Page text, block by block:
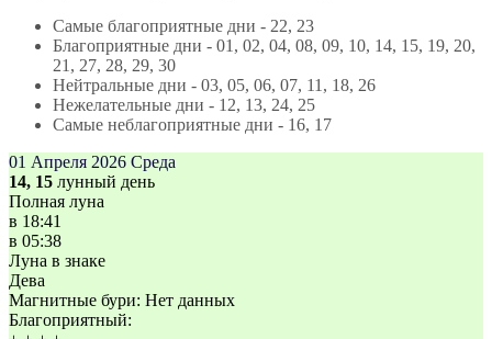
Самые благоприятные дни - 22, 23
Благоприятные дни - 01, 02, 04, 08, 09, 10, 14, 15, 19, 20,
21, 27, 28, 29, 30
Нейтральные дни - 03, 05, 06, 07, 11, 18, 26
Нежелательные дни - 12, 13, 24, 25
Самые неблагоприятные дни - 16, 17
01 Апреля 2026 Среда
14, 15 лунный день
Полная луна
в 18:41
в 05:38
Луна в знаке
Дева
Магнитные бури: Нет данных
Благоприятный: